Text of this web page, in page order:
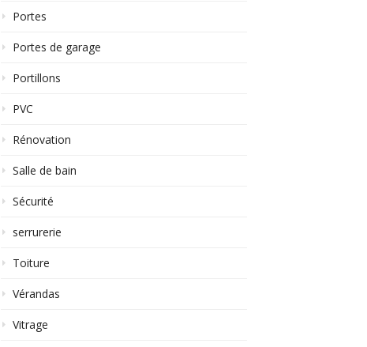
Portes
Portes de garage
Portillons
PVC
Rénovation
Salle de bain
Sécurité
serrurerie
Toiture
Vérandas
Vitrage